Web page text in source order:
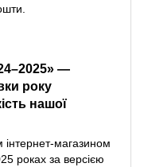
нашої
магазином
роках за версією